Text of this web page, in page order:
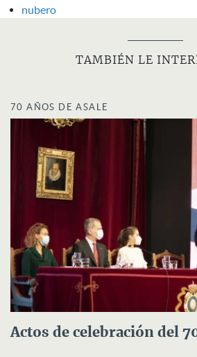
nubero
TAMBIÉN LE
70 AÑOS DE ASALE
Actos de celebración del